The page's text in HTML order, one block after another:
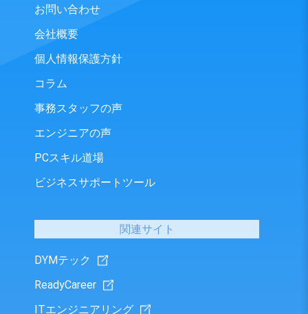
お問い合わせ
会社概要
個人情報保護方針
コラム
事務スタッフの声
エンジニアの声
PCスキル道場
ビジネスサポートツール
関連サイト
DYMテック
ReadyCareer
ITエンジニアリング